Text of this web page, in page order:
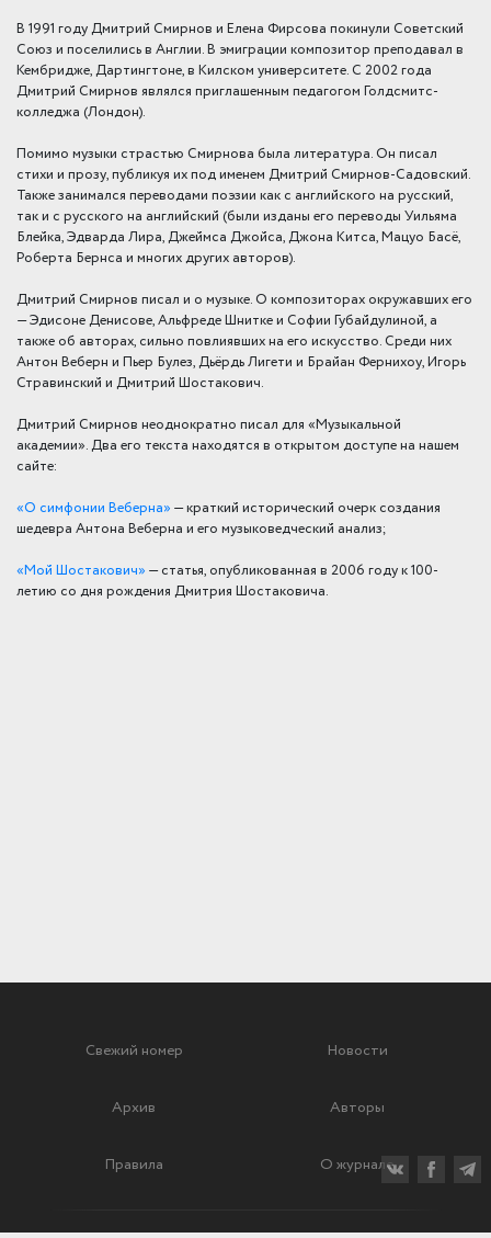
В 1991 году Дмитрий Смирнов и Елена Фирсова покинули Советский
Союз и поселились в Англии. В эмиграции композитор преподавал в
Кембридже, Дартингтоне, в Килском университете. С 2002 года
Дмитрий Смирнов являлся приглашенным педагогом Голдсмитс-
колледжа (Лондон).
Помимо музыки страстью Смирнова была литература. Он писал
стихи и прозу, публикуя их под именем Дмитрий Смирнов-Садовский.
Также занимался переводами поэзии как с английского на русский,
так и с русского на английский (были изданы его переводы Уильяма
Блейка, Эдварда Лира, Джеймса Джойса, Джона Китса, Мацуо Басё,
Роберта Бернса и многих других авторов).
Дмитрий Смирнов писал и о музыке. О композиторах окружавших его
— Эдисоне Денисове, Альфреде Шнитке и Софии Губайдулиной, а
также об авторах, сильно повлиявших на его искусство. Среди них
Антон Веберн и Пьер Булез, Дьёрдь Лигети и Брайан Фернихоу, Игорь
Стравинский и Дмитрий Шостакович.
Дмитрий Смирнов неоднократно писал для «Музыкальной
академии». Два его текста находятся в открытом доступе на нашем
сайте:
«О симфонии Веберна» — краткий исторический очерк создания
шедевра Антона Веберна и его музыковедческий анализ;
«Мой Шостакович» — статья, опубликованная в 2006 году к 100-
летию со дня рождения Дмитрия Шостаковича.
Свежий номер Новости
Архив Авторы
Правила О журнале